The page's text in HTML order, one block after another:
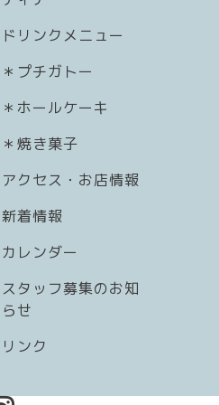
ドリンクメニュー
＊プチガトー
＊ホールケーキ
＊焼き菓子
アクセス・お店情報
新着情報
カレンダー
スタッフ募集のお知
らせ
リンク